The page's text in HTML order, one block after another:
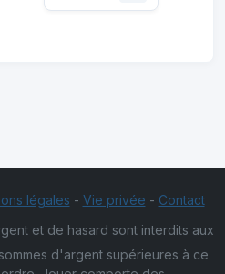
légales - Vie privée - Contact
et de hasard sont interdits aux
d'argent supérieures à ce